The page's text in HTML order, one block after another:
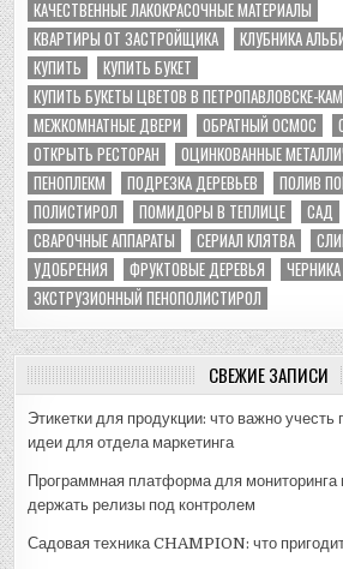
КАЧЕСТВЕННЫЕ ЛАКОКРАСОЧНЫЕ МАТЕРИАЛЫ
КВАРТИРЫ ОТ ЗАСТРОЙЩИКА
КЛУБНИКА
КУПИТЬ
КУПИТЬ БУКЕТ
КУПИТЬ БУКЕТЫ ЦВЕТОВ В ПЕТРОПАВЛОВСКЕ-
МЕЖКОМНАТНЫЕ ДВЕРИ
ОБРАТНЫЙ ОСМОС
ОТКРЫТЬ РЕСТОРАН
ОЦИНКОВАННЫЕ
ПЕНОПЛЕКМ
ПОДРЕЗКА ДЕРЕВЬЕВ
ПОЛИВ
ПОЛИСТИРОЛ
ПОМИДОРЫ В ТЕПЛИЦЕ САД
СВАРОЧНЫЕ АППАРАТЫ
СЕРИАЛ КЛЯТВА
УДОБРЕНИЯ
ФРУКТОВЫЕ ДЕРЕВЬЯ ЧЕРНИКА
ЭКСТРУЗИОННЫЙ ПЕНОПОЛИСТИРОЛ
СВЕЖИЕ ЗАПИСИ
Этикетки для продукции: что важно
идеи для отдела маркетинга
Программная платформа для мониторинга
держать релизы под контролем
Садовая техника CHAMPION: что